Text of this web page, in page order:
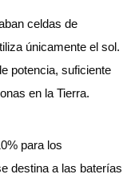
celdas de
únicamente el sol.
potencia, suficiente
en la Tierra.
para los
destina a las baterías